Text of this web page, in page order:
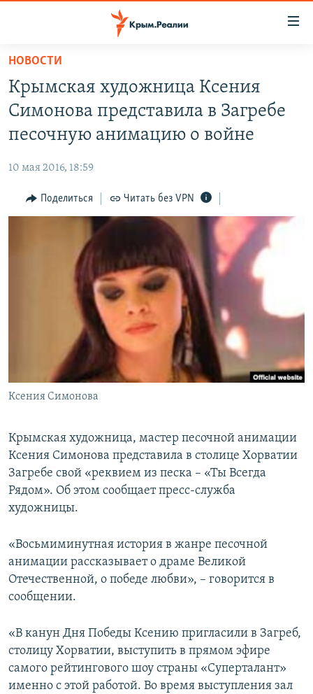
Вернуться
основному
содержанию
главной
Вернутся
СПЕЦПРОЕКТЫ
11 ЛЕТ ОККУПАЦИИ КРЫМА. 11 ИСТОРИЙ СОПРОТИВЛЕНИЯ
ЕЩЕ
ИНТЕРАКТИВ
ТЕЛЕПРОЕКТ КРЫМ.РЕАЛИИ
СОВЕТЫ ПРАВОЗАЩИТНИКОВ
ПРОПАВШИЕ БЕЗ ВЕСТИ
ПОБЕДИТЕЛЕЙ НЕ СУДЯТ?
КРЫМ.НЕПОКОРЕННЫЙ
ELIFBE
УКРАИНСКАЯ ПРОБЛЕМА КРЫМА
РАДІО СВОБОДА
КАК ОБОЙТИ БЛОКИРОВКУ
Українською
ПРИСОЕДИНЯЙТЕСЬ!
НОВОСТИ
Крымская художница Ксения
Симонова представила в Загребе
песочную анимацию о войне
10 мая 2016, 18:59
Поделиться Читать без VPN
Ксения Симонова
Крымская художница, мастер песочной анимации
Ксения Симонова представила в столице Хорватии
Загребе свой «реквием из песка – «Ты Всегда
Рядом». Об этом сообщает пресс-служба
художницы.
«Восьмиминутная история в жанре песочной
анимации рассказывает о драме Великой
Отечественной, о победе любви», – говорится в
сообщении.
«В канун Дня Победы Ксению пригласили в Загреб,
столицу Хорватии, выступить в прямом эфире
самого рейтингового шоу страны «Суперталант»
именно с этой работой. Во время выступления зал